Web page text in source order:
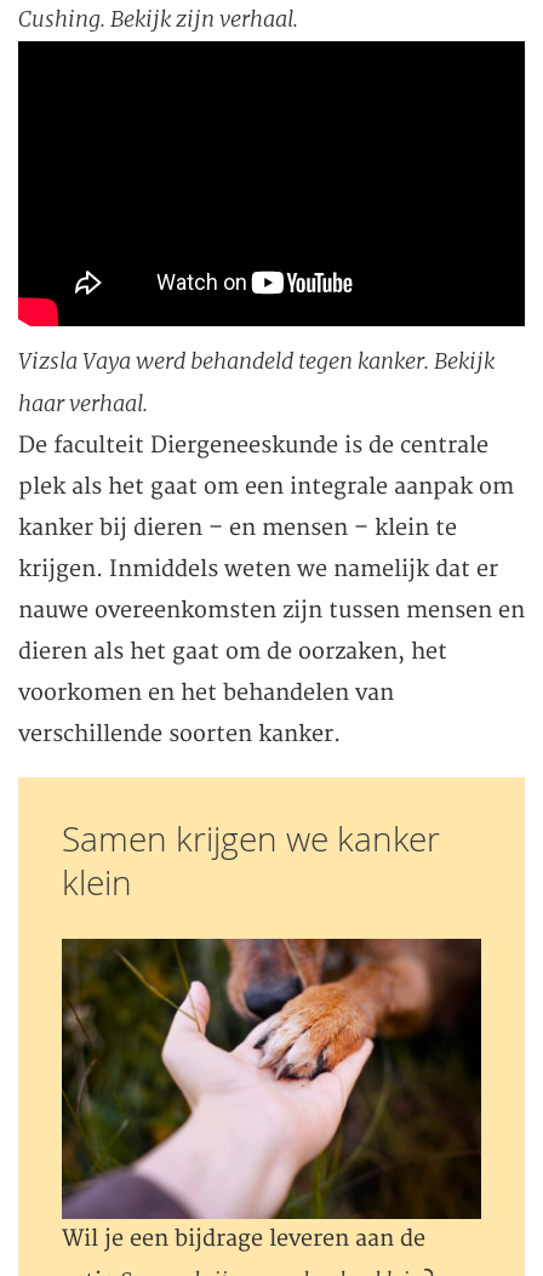
Cushing. Bekijk zijn verhaal.
Vizsla Vaya werd behandeld tegen kanker. Bekijk
haar verhaal.
De faculteit Diergeneeskunde is de centrale
plek als het gaat om een integrale aanpak om
kanker bij dieren – en mensen – klein te
krijgen. Inmiddels weten we namelijk dat er
nauwe overeenkomsten zijn tussen mensen en
dieren als het gaat om de oorzaken, het
voorkomen en het behandelen van
verschillende soorten kanker.
Samen krijgen we kanker
klein
Wil je een bijdrage leveren aan de